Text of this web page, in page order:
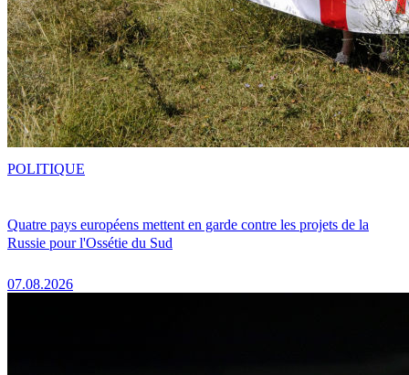
Quatre pays européens mettent en garde contre les projets de la
Russie pour l'Ossétie du Sud
07.08.2026
POLITIQUE